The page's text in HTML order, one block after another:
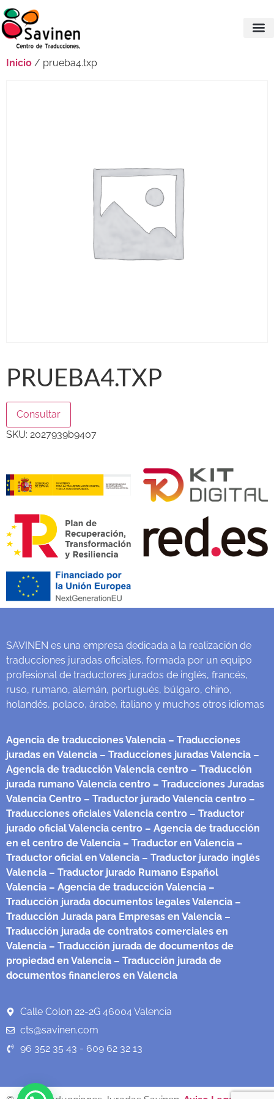
Inicio / prueba4.txp
PRUEBA4.TXP
Consultar
SKU: 2027939b9407
SAVINEN es una empresa dedicada a la realización de
traducciones juradas oficiales, formada por un equipo
profesional de traductores jurados de inglés, francés,
ruso, rumano, alemán, portugués, búlgaro, chino,
holandés, polaco, árabe, italiano y muchos otros idiomas
Agencia de traducciones Valencia – Traducciones
juradas en Valencia – Traducciones juradas Valencia –
Agencia de traducción Valencia centro – Traducción
jurada rumano Valencia centro – Traducciones Juradas
Valencia Centro – Traductor jurado Valencia centro –
Traducciones oficiales Valencia centro – Traductor
jurado oficial Valencia centro – Agencia de traducción
en el centro de Valencia – Traductor en Valencia –
Traductor oficial en Valencia – Traductor jurado inglés
Valencia – Traductor jurado Rumano Español
Valencia – Agencia de traducción Valencia –
Traducción jurada documentos legales Valencia –
Traducción Jurada para Empresas en Valencia –
Traducción jurada de contratos comerciales en
Valencia – Traducción jurada de documentos de
propiedad en Valencia – Traducción jurada de
documentos financieros en Valencia
Calle Colon 22-2G 46004 Valencia
cts@savinen.com
96 352 35 43 - 609 62 32 13